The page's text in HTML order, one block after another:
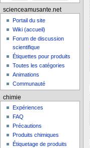
scienceamusante.net
Portail du site
Wiki (accueil)
Forum de discussion
scientifique
Étiquettes pour produits
Toutes les catégories
Animations
Communauté
chimie
Expériences
FAQ
Précautions
Produits chimiques
Étiquetage de produits